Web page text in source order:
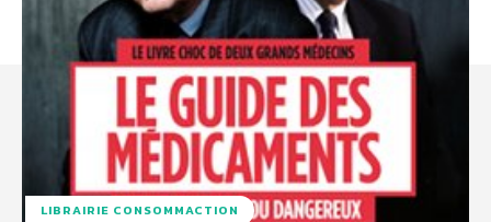
LIBRAIRIE CONSOMMACTION